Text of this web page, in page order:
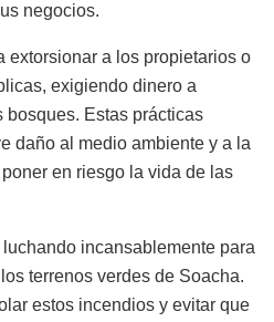
negocios.
extorsionar a los propietarios o
exigiendo dinero a
bosques. Estas prácticas
daño al medio ambiente y a la
en riesgo la vida de las
incansablemente para
terrenos verdes de Soacha.
estos incendios y evitar que